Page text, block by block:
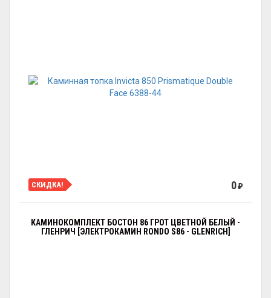
СКИДКА! 0₽
КАМИНОКОМПЛЕКТ БОСТОН 86 ГРОТ ЦВЕТНОЙ БЕЛЫЙ -
ГЛЕНРИЧ [ЭЛЕКТРОКАМИН RONDO S86 - GLENRICH]